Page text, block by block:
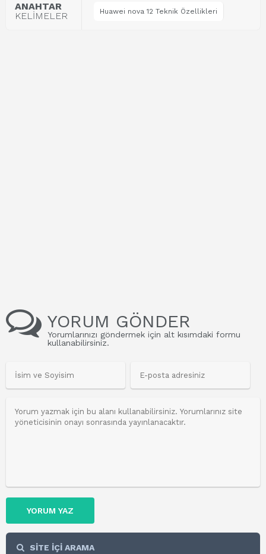
ANAHTAR
KELİMELER
Huawei nova 12 Teknik Özellikleri
YORUM GÖNDER
Yorumlarınızı göndermek için alt kısımdaki formu
kullanabilirsiniz.
YORUM YAZ
SİTE İÇİ ARAMA